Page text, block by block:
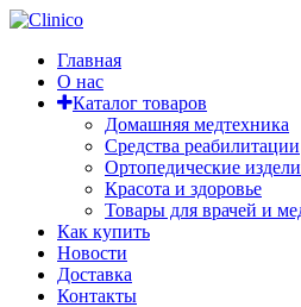
Главная
О нас
Каталог товаров
Домашняя медтехника
Средства реабилитации
Ортопедические
Красота и здоровье
Товары для врачей и
Как купить
Новости
Доставка
Контакты